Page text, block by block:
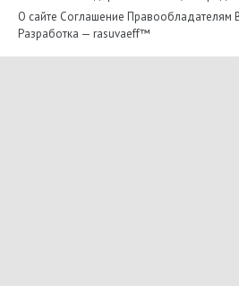
О сайте Соглашение Правообладателям
Разработка — rasuvaeff™